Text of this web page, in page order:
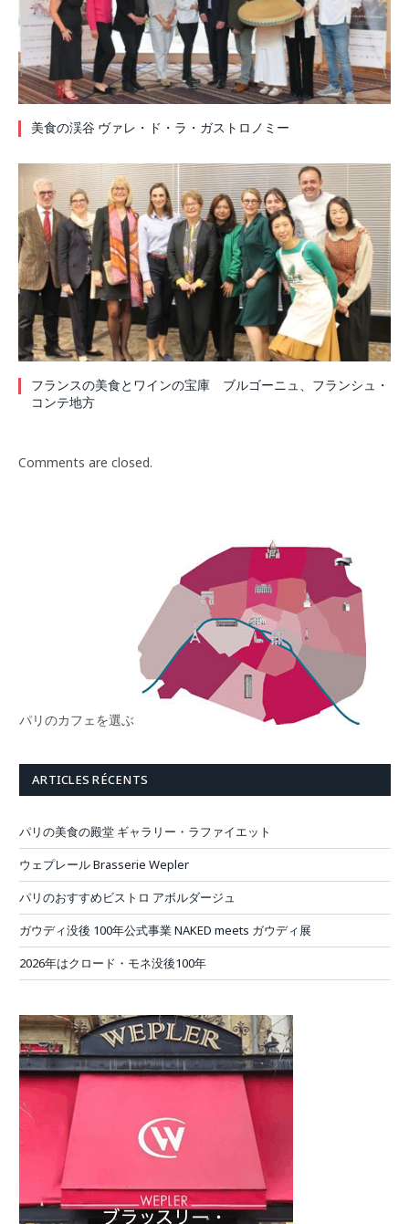
美食の渓谷 ヴァレ・ド・ラ・ガストロノミー
フランスの美食とワインの宝庫 ブルゴーニュ、フランシュ・
コンテ地方
Comments are closed.
パリのカフェを選ぶ
ARTICLES RÉCENTS
パリの美食の殿堂 ギャラリー・ラファイエット
ウェプレール Brasserie Wepler
パリのおすすめビストロ アボルダージュ
ガウディ没後 100年公式事業 NAKED meets ガウディ展
2026年はクロード・モネ没後100年